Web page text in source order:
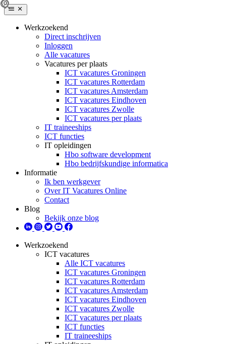
Werkzoekend
Direct inschrijven
Inloggen
Alle vacatures
Vacatures per plaats
ICT vacatures Groningen
ICT vacatures Rotterdam
ICT vacatures Amsterdam
ICT vacatures Eindhoven
ICT vacatures Zwolle
ICT vacatures per plaats
IT traineeships
ICT functies
IT opleidingen
Hbo software development
Hbo bedrijfskundige informatica
Informatie
Ik ben werkgever
Over IT Vacatures Online
Contact
Blog
Bekijk onze blog
Werkzoekend
ICT vacatures
Alle ICT vacatures
ICT vacatures Groningen
ICT vacatures Rotterdam
ICT vacatures Amsterdam
ICT vacatures Eindhoven
ICT vacatures Zwolle
ICT vacatures per plaats
ICT functies
IT traineeships